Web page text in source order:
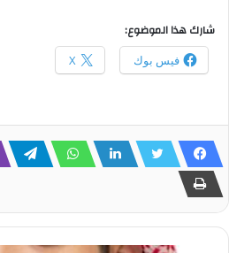
شارك هذا الموضوع:
فيس بوك X